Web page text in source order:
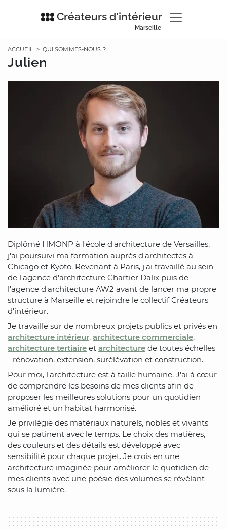
Créateurs d'intérieur
Marseille
ACCUEIL> QUI SOMMES-NOUS ?
Julien
Diplômé HMONP à l'école d'architecture de Versailles,
j'ai poursuivi ma formation auprès d'architectes à
Chicago et Kyoto. Revenant à Paris, j'ai travaillé au sein
de l'agence d'architecture Chartier Dalix puis de
l'agence d'architecture AW2 avant de lancer ma propre
structure à Marseille et rejoindre le collectif Créateurs
d'intérieur.
Je travaille sur de nombreux projets publics et privés en
architecture intérieur, architecture commerciale,
architecture tertiaire et architecture de toutes échelles
- rénovation, extension, surélévation et construction.
Pour moi, l'architecture est à taille humaine. J'ai à cœur
de comprendre les besoins de mes clients afin de
proposer les meilleures solutions pour un quotidien
amélioré et un habitat harmonisé.
Je privilégie des matériaux naturels, nobles et vivants
qui se patinent avec le temps. Le choix des matières,
des couleurs et des détails est développé avec
sensibilité pour chaque projet. Je crois en une
architecture imaginée pour améliorer le quotidien de
mes clients avec une poésie des volumes se révélant
sous la lumière.